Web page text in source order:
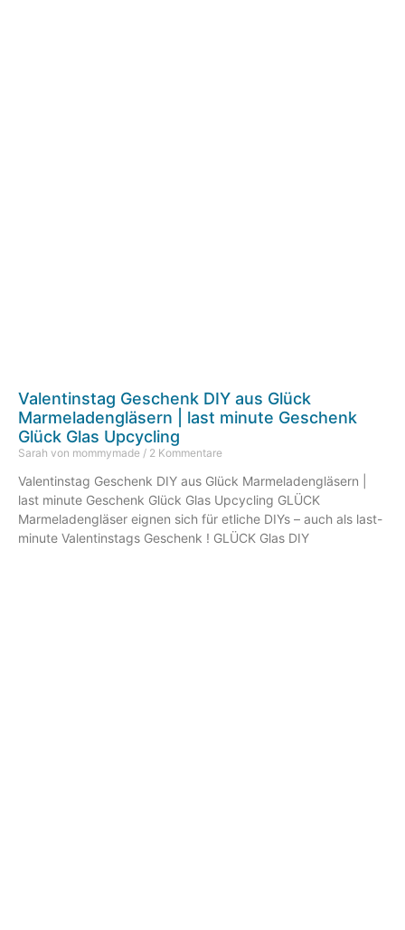
Valentinstag Geschenk DIY aus Glück
Marmeladengläsern | last minute Geschenk
Glück Glas Upcycling
Sarah von mommymade 2 Kommentare
Valentinstag Geschenk DIY aus Glück Marmeladengläsern |
last minute Geschenk Glück Glas Upcycling GLÜCK
Marmeladengläser eignen sich für etliche DIYs – auch als last-
minute Valentinstags Geschenk ! GLÜCK Glas DIY